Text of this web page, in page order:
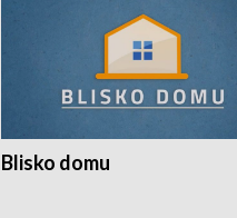
Blisko domu